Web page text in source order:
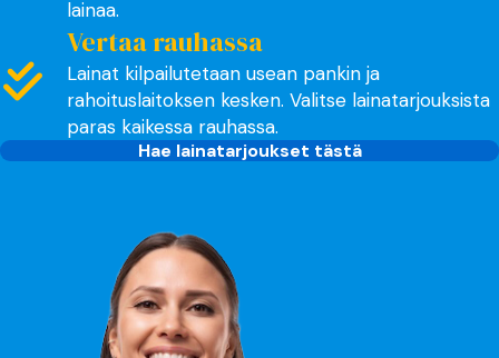
lainaa.
Vertaa rauhassa
Lainat kilpailutetaan usean pankin ja
rahoituslaitoksen kesken. Valitse lainatarjouksista
paras kaikessa rauhassa.
Hae lainatarjoukset tästä